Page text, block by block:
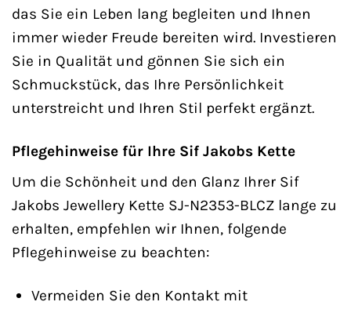
das Sie ein Leben lang begleiten und Ihnen
immer wieder Freude bereiten wird. Investieren
Sie in Qualität und gönnen Sie sich ein
Schmuckstück, das Ihre Persönlichkeit
unterstreicht und Ihren Stil perfekt ergänzt.
Pflegehinweise für Ihre Sif Jakobs Kette
Um die Schönheit und den Glanz Ihrer Sif
Jakobs Jewellery Kette SJ-N2353-BLCZ lange zu
erhalten, empfehlen wir Ihnen, folgende
Pflegehinweise zu beachten:
Vermeiden Sie den Kontakt mit